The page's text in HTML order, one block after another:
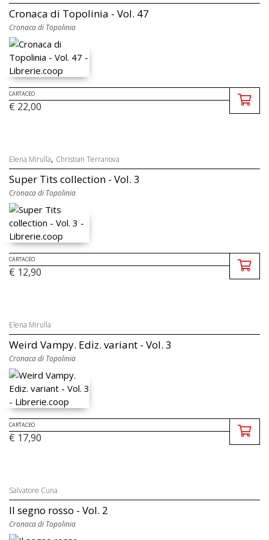
Cronaca di Topolinia - Vol. 47
Cronaca di Topolinia
CARTACEO
€ 22,00
Elena Mirulla, Christian Terranova
Super Tits collection - Vol. 3
Cronaca di Topolinia
CARTACEO
€ 12,90
Elena Mirulla
Weird Vampy. Ediz. variant - Vol. 3
Cronaca di Topolinia
CARTACEO
€ 17,90
Salvatore Cuna
Il segno rosso - Vol. 2
Cronaca di Topolinia